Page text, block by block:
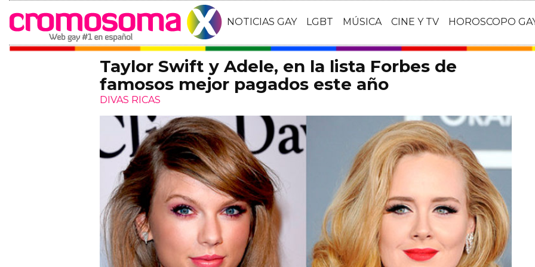
NOTICIAS GAY LGBT MÚSICA CINE Y TV HOROSCOPO
Taylor Swift y Adele, en la lista Forbes de
famosos mejor pagados este año
DIVAS RICAS